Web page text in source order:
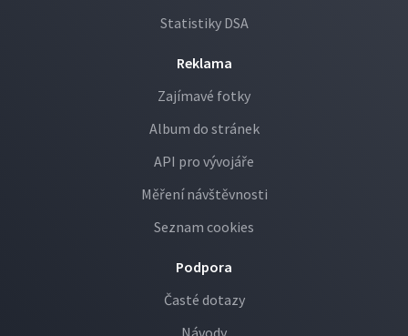
Statistiky DSA
Reklama
Zajímavé fotky
Album do stránek
API pro vývojáře
Měření návštěvnosti
Seznam cookies
Podpora
Časté dotazy
Návody